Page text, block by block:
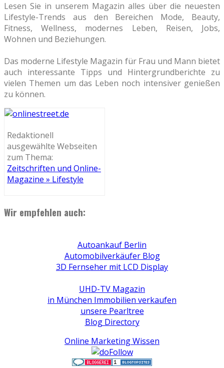
Lesen Sie in unserem Magazin alles über die neuesten
Lifestyle-Trends aus den Bereichen Mode, Beauty,
Fitness, Wellness, modernes Leben, Reisen, Jobs,
Wohnen und Beziehungen.
Das moderne Lifestyle Magazin für Frau und Mann bietet
auch interessante Tipps und Hintergrundberichte zu
vielen Themen um das Leben noch intensiver genießen
zu können.
Redaktionell
ausgewählte Webseiten
zum Thema:
Zeitschriften und Online-
Magazine » Lifestyle
Wir empfehlen auch:
Autoankauf Berlin
Automobilverkäufer Blog
3D Fernseher mit LCD Display
UHD-TV Magazin
in München Immobilien verkaufen
unsere Pearltree
Blog Directory
Online Marketing Wissen